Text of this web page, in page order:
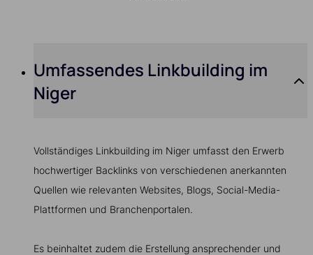
Umfassendes Linkbuilding im
Niger
Vollständiges Linkbuilding im Niger umfasst den Erwerb
hochwertiger Backlinks von verschiedenen anerkannten
Quellen wie relevanten Websites, Blogs, Social-Media-
Plattformen und Branchenportalen.
Es beinhaltet zudem die Erstellung ansprechender und